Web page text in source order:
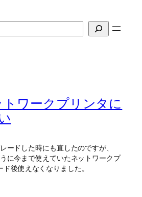
ワークプリンタに
ードした時にも直したのですが、
に今まで使えていたネットワークプ
後使えなくなりました。